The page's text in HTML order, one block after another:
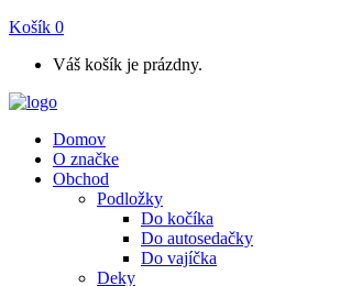
Košík 0
Váš košík je prázdny.
Domov
O značke
Obchod
Podložky
Do kočíka
Do autosedačky
Do vajíčka
Deky